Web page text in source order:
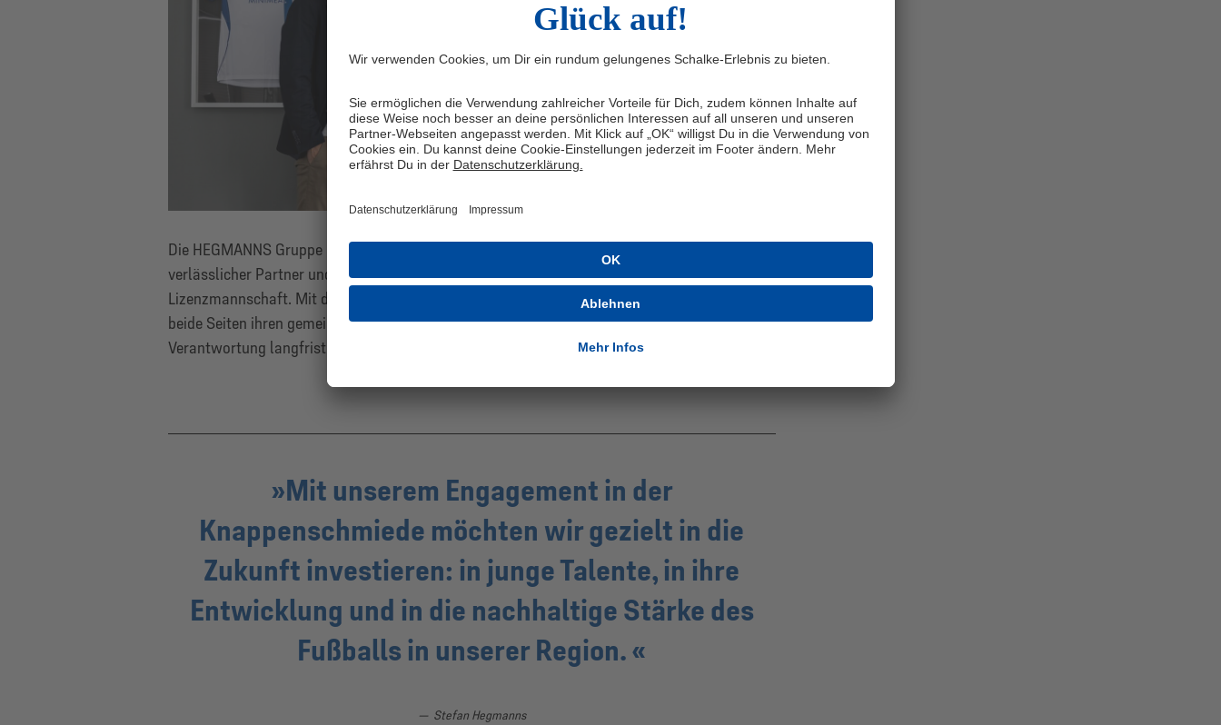
Die HEGMANNS Gruppe begleitet den FC Schalke 04 bereits seit vielen Jahren als
verlässlicher Partner und engagierte sich zuletzt unter anderem als Ärmelpartner der
Lizenzmannschaft. Mit dem neuen Schwerpunkt auf die Knappenschmiede unterstreichen
beide Seiten ihren gemeinsamen Anspruch, nachhaltige Entwicklung und regionale
Verantwortung langfristig zu fördern.
Mit unserem Engagement in der
Knappenschmiede möchten wir gezielt in die
Zukunft investieren: in junge Talente, in ihre
Entwicklung und in die nachhaltige Stärke des
Fußballs in unserer Region.
Stefan Hegmanns